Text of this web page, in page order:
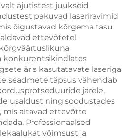
ajutistest juukseid
pakuvad laseriravimid
õigustavad kõrgema tasu
ettevõtetel
konkurentsikindlates
äris kasutatavate laseriga
seadmete täpsus vähendab
järele,
usaldust ning soodustades
mis aitavad ettevõtte
Professionaalsed
võimsust ja